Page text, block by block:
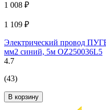
1 008 ₽
1 109 ₽
Электрический провод
мм2 синий, 5м OZ250036L5
4.7
(43)
В корзину